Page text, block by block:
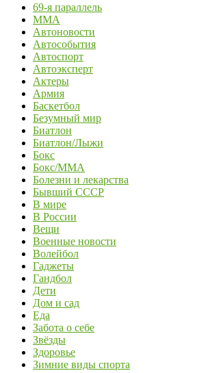
69-я параллель
MMA
Автоновости
Автособытия
Автоспорт
Автоэксперт
Актеры
Армия
Баскетбол
Безумный мир
Биатлон
Биатлон/Лыжи
Бокс
Бокс/MMA
Болезни и лекарства
Бывший СССР
В мире
В России
Вещи
Военные новости
Волейбол
Гаджеты
Гандбол
Дети
Дом и сад
Еда
Забота о себе
Звёзды
Здоровье
Зимние виды спорта